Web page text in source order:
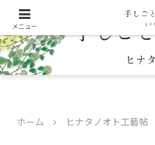
ホーム ヒナタノオト工藝帖
メニュー